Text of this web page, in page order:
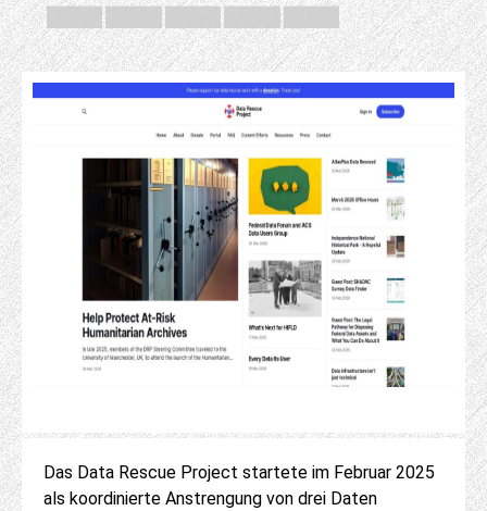
Das Data Rescue Project startete im Februar 2025
als koordinierte Anstrengung von drei Daten